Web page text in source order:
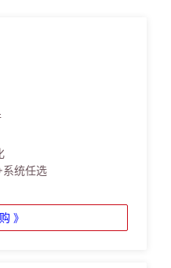
统任选
》